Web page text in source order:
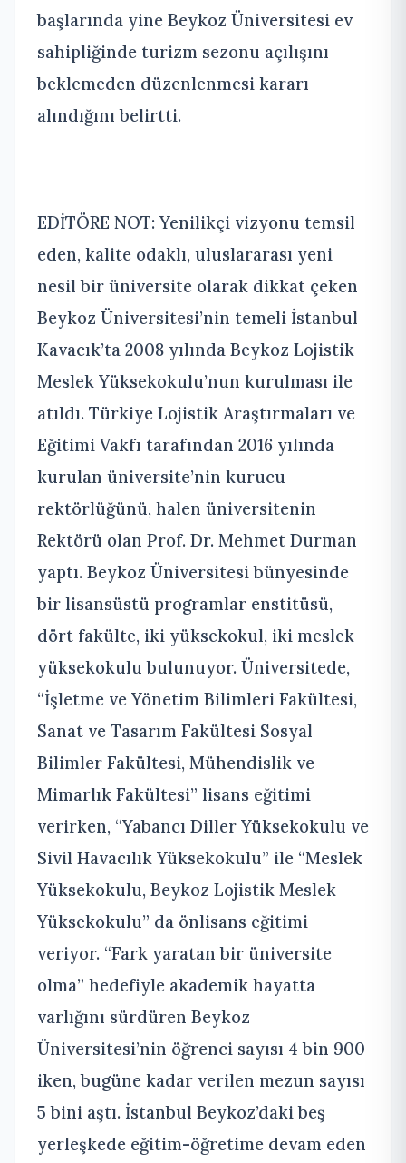
başlarında yine Beykoz Üniversitesi ev
sahipliğinde turizm sezonu açılışını
beklemeden düzenlenmesi kararı
alındığını belirtti.
EDİTÖRE NOT: Yenilikçi vizyonu temsil
eden, kalite odaklı, uluslararası yeni
nesil bir üniversite olarak dikkat çeken
Beykoz Üniversitesi’nin temeli İstanbul
Kavacık’ta 2008 yılında Beykoz Lojistik
Meslek Yüksekokulu’nun kurulması ile
atıldı. Türkiye Lojistik Araştırmaları ve
Eğitimi Vakfı tarafından 2016 yılında
kurulan üniversite’nin kurucu
rektörlüğünü, halen üniversitenin
Rektörü olan Prof. Dr. Mehmet Durman
yaptı. Beykoz Üniversitesi bünyesinde
bir lisansüstü programlar enstitüsü,
dört fakülte, iki yüksekokul, iki meslek
yüksekokulu bulunuyor. Üniversitede,
“İşletme ve Yönetim Bilimleri Fakültesi,
Sanat ve Tasarım Fakültesi Sosyal
Bilimler Fakültesi, Mühendislik ve
Mimarlık Fakültesi” lisans eğitimi
verirken, “Yabancı Diller Yüksekokulu ve
Sivil Havacılık Yüksekokulu” ile “Meslek
Yüksekokulu, Beykoz Lojistik Meslek
Yüksekokulu” da önlisans eğitimi
veriyor. “Fark yaratan bir üniversite
olma” hedefiyle akademik hayatta
varlığını sürdüren Beykoz
Üniversitesi’nin öğrenci sayısı 4 bin 900
iken, bugüne kadar verilen mezun sayısı
5 bini aştı. İstanbul Beykoz’daki beş
yerleşkede eğitim-öğretime devam eden